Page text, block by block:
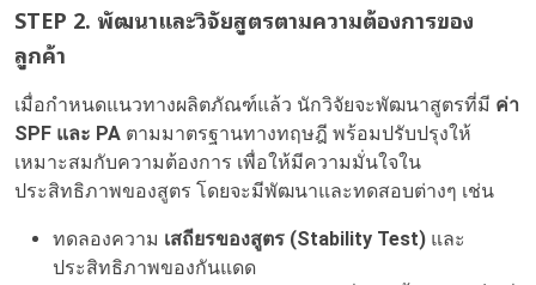
STEP 2. พัฒนาและวิจัยสูตรตามความต้องการของ
ลูกค้า
เมื่อกำหนดแนวทางผลิตภัณฑ์แล้ว นักวิจัยจะพัฒนาสูตรที่มี ค่า
SPF และ PA ตามมาตรฐานทางทฤษฎี พร้อมปรับปรุงให้
เหมาะสมกับความต้องการ เพื่อให้มีความมั่นใจใน
ประสิทธิภาพของสูตร โดยจะมีพัฒนาและทดสอบต่างๆ เช่น
ทดลองความ เสถียรของสูตร (Stability Test) และ
ประสิทธิภาพของกันแดด